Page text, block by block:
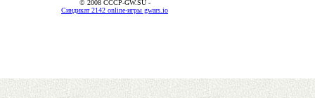
© 2008 CCCP-GW.SU -
Синдикат 2142 online-игры gwars.io